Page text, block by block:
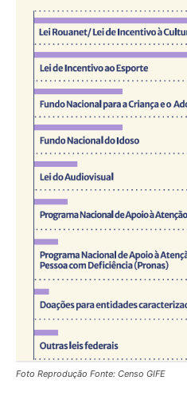
Foto Reprodução Fonte: Censo GIFE